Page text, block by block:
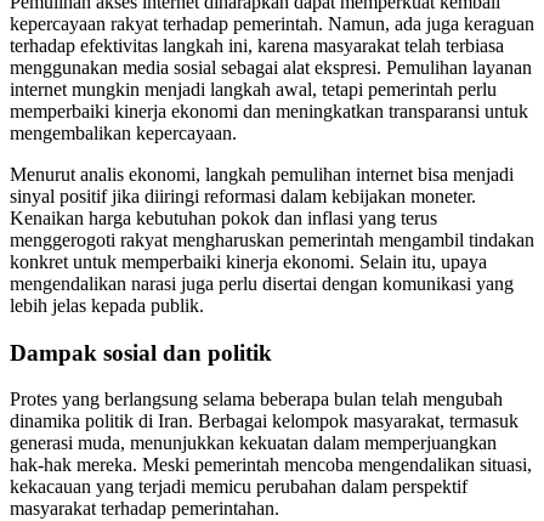
kepercayaan rakyat terhadap pemerintah. Namun, ada juga keraguan
terhadap efektivitas langkah ini, karena masyarakat telah terbiasa
menggunakan media sosial sebagai alat ekspresi. Pemulihan layanan
internet mungkin menjadi langkah awal, tetapi pemerintah perlu
memperbaiki kinerja ekonomi dan meningkatkan transparansi untuk
mengembalikan kepercayaan.
Menurut analis ekonomi, langkah pemulihan internet bisa menjadi
sinyal positif jika diiringi reformasi dalam kebijakan moneter.
Kenaikan harga kebutuhan pokok dan inflasi yang terus
menggerogoti rakyat mengharuskan pemerintah mengambil tindakan
konkret untuk memperbaiki kinerja ekonomi. Selain itu, upaya
mengendalikan narasi juga perlu disertai dengan komunikasi yang
lebih jelas kepada publik.
Dampak sosial dan politik
Protes yang berlangsung selama beberapa bulan telah mengubah
dinamika politik di Iran. Berbagai kelompok masyarakat, termasuk
generasi muda, menunjukkan kekuatan dalam memperjuangkan
hak-hak mereka. Meski pemerintah mencoba mengendalikan situasi,
kekacauan yang terjadi memicu perubahan dalam perspektif
masyarakat terhadap pemerintahan.